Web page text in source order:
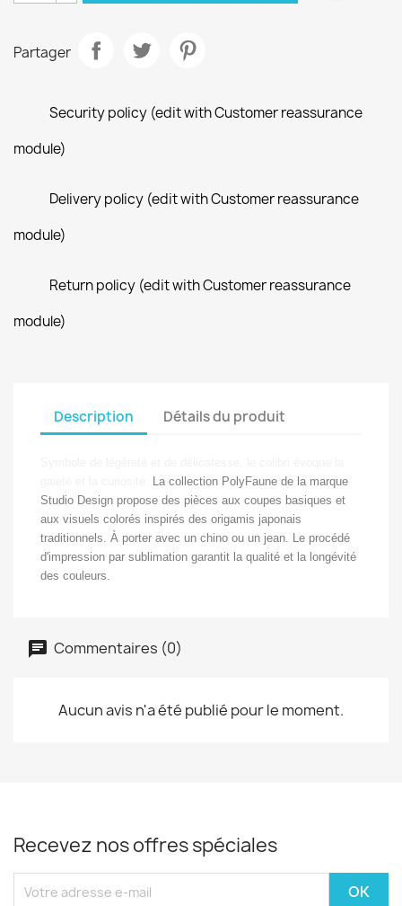
Partager
Security policy (edit with Customer reassurance
module)
Delivery policy (edit with Customer reassurance
module)
Return policy (edit with Customer reassurance
module)
Description Détails du produit
La collection PolyFaune de la marque
Studio Design propose des pièces aux coupes basiques et
aux visuels colorés inspirés des origamis japonais
traditionnels. À porter avec un chino ou un jean. Le procédé
d'impression par sublimation garantit la qualité et la longévité
des couleurs.
Commentaires (0)
Aucun avis n'a été publié pour le moment.
Recevez nos offres spéciales